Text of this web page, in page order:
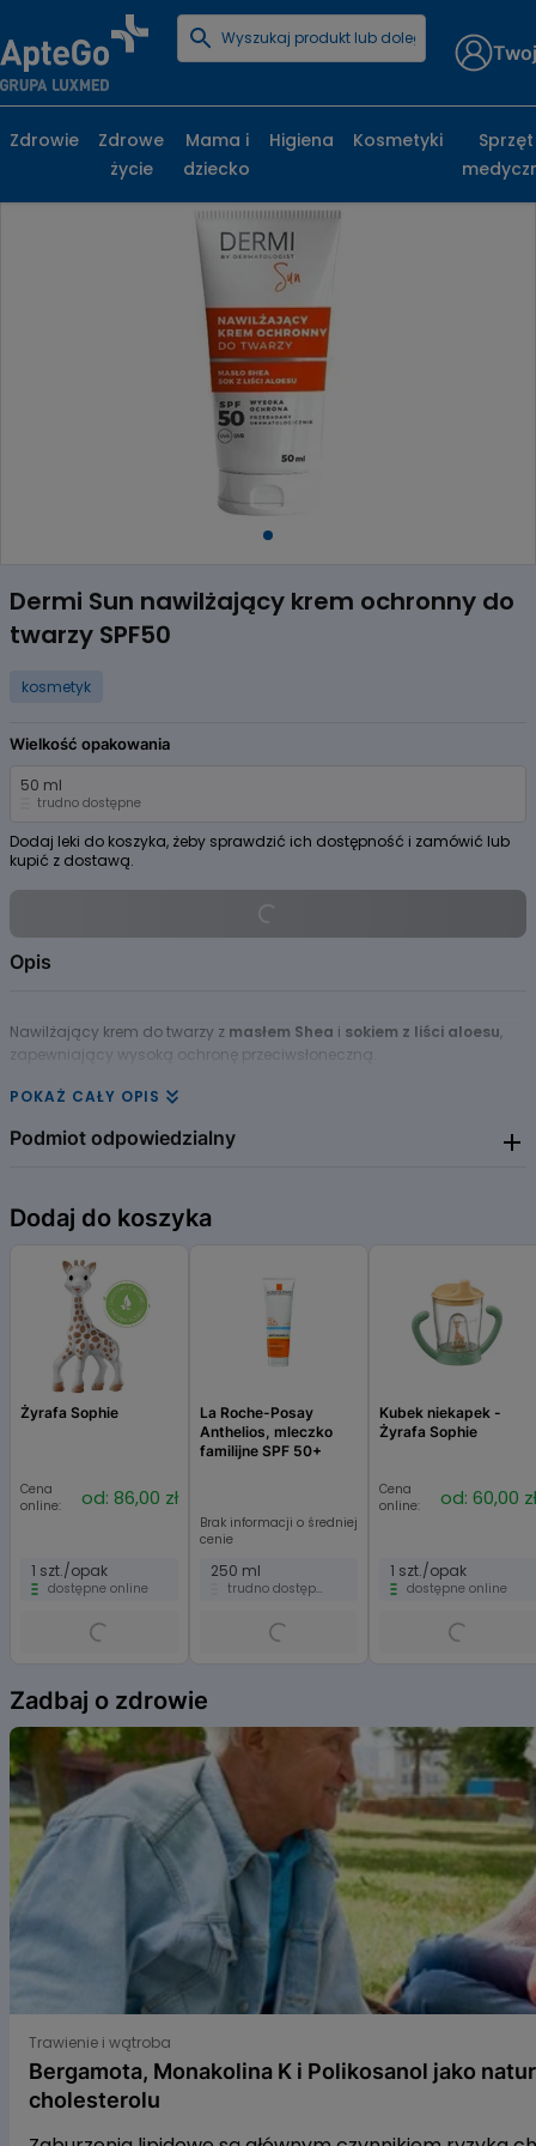
Strona główna
1
of
1
Dermi Sun nawilżający krem ochronny do
twarzy SPF50
kosmetyk
Wielkość opakowania
50 ml
trudno dostępne
Dodaj leki do koszyka, żeby sprawdzić ich dostępność i zamówić lub
kupić z dostawą.
Opis
Nawilżający krem do twarzy z masłem Shea i sokiem z liści aloesu,
zapewniający wysoką ochronę przeciwsłoneczną.
POKAŻ CAŁY OPIS
Podmiot odpowiedzialny
Dodaj do koszyka
Żyrafa Sophie
Cena
online:
od: 86,00 zł
1 szt./opak
dostępne online
La Roche-Posay
Anthelios, mleczko
familijne SPF 50+
Brak informacji o średniej
cenie
250 ml
trudno dostępne
Kubek niekapek -
Żyrafa Sophie
Cena
online:
od: 60,00 zł
1 szt./opak
dostępne online
1
of
6
Zadbaj o zdrowie
Trawienie i wątroba
Bergamota, Monakolina K i Polikosanol jako
cholesterolu
Zdrowie
Zdrowe
życie
Mama i
dziecko
Higiena Kosmetyki
Sprzęt